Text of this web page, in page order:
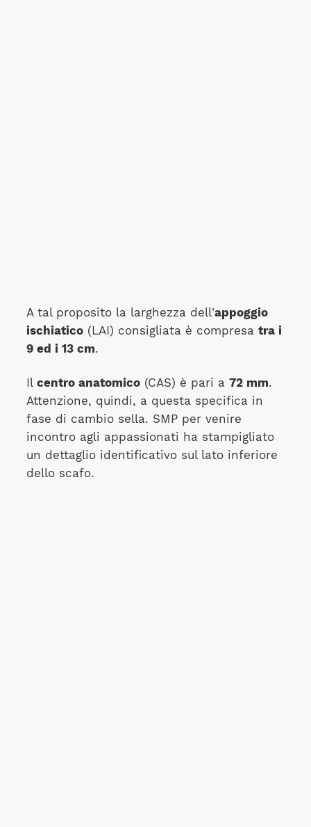
A tal proposito la larghezza dell'appoggio
ischiatico(LAI) consigliata è compresa tra i
9 ed i 13 cm.
Il centro anatomico(CAS) è pari a 72 mm.
Attenzione, quindi, a questa specifica in
fase di cambio sella. SMP per venire
incontro agli appassionati ha stampigliato
un dettaglio identificativo sul lato inferiore
dello scafo.